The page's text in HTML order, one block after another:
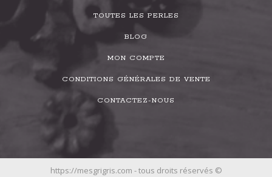
TOUTES LES PERLES
BLOG
MON COMPTE
CONDITIONS GÉNÉRALES DE VENTE
CONTACTEZ-NOUS
https://mesgrigris.com - tous droits réservés ©